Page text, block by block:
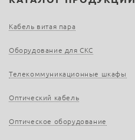
Кабель витая пара
Оборудование для СКС
Телекоммуникационные шкафы
Оптический кабель
Оптическое оборудование